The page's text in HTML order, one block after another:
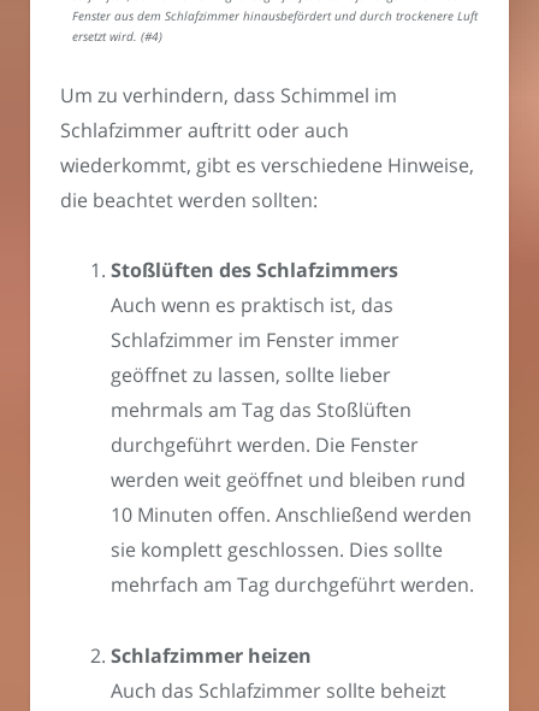
Fenster aus dem Schlafzimmer hinausbefördert und durch trockenere Luft
ersetzt wird. (#4)
Um zu verhindern, dass Schimmel im
Schlafzimmer auftritt oder auch
wiederkommt, gibt es verschiedene Hinweise,
die beachtet werden sollten:
Stoßlüften des Schlafzimmers
Auch wenn es praktisch ist, das
Schlafzimmer im Fenster immer
geöffnet zu lassen, sollte lieber
mehrmals am Tag das Stoßlüften
durchgeführt werden. Die Fenster
werden weit geöffnet und bleiben rund
10 Minuten offen. Anschließend werden
sie komplett geschlossen. Dies sollte
mehrfach am Tag durchgeführt werden.
Schlafzimmer heizen
Auch das Schlafzimmer sollte beheizt